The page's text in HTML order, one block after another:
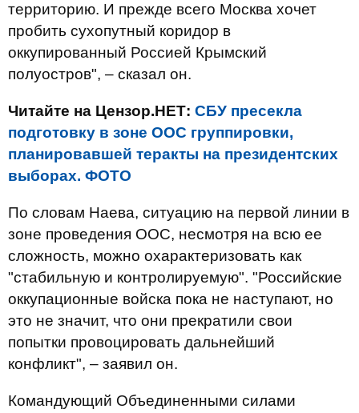
территорию. И прежде всего Москва хочет
пробить сухопутный коридор в
оккупированный Россией Крымский
полуостров", – сказал он.
Читайте на Цензор.НЕТ: СБУ пресекла
подготовку в зоне ООС группировки,
планировавшей теракты на президентских
выборах. ФОТО
По словам Наева, ситуацию на первой линии в
зоне проведения ООС, несмотря на всю ее
сложность, можно охарактеризовать как
"стабильную и контролируемую". "Российские
оккупационные войска пока не наступают, но
это не значит, что они прекратили свои
попытки провоцировать дальнейший
конфликт", – заявил он.
Командующий Объединенными силами